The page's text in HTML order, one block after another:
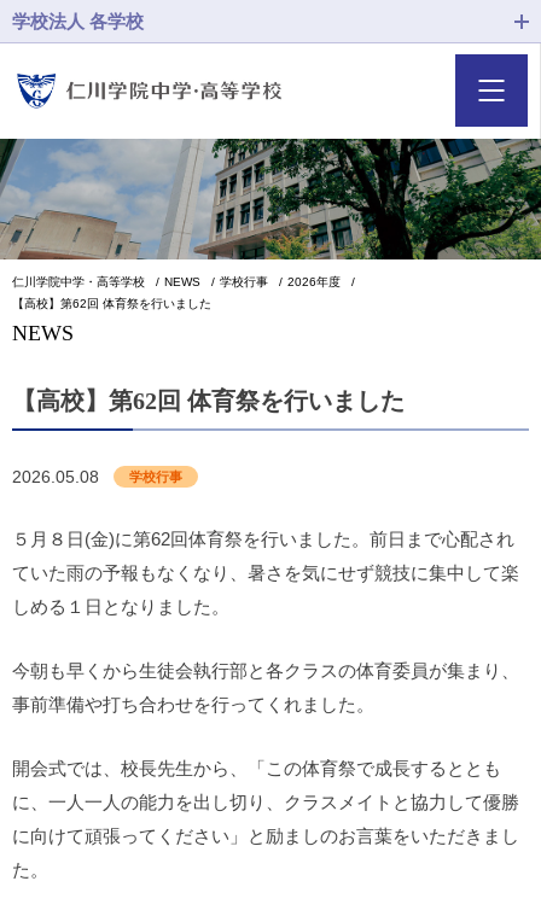
学校法人 各学校
仁川学院中学・高等学校 NEWS 学校行事
2026年度
【高校】第62回 体育祭を行いました
NEWS
【高校】第62回 体育祭を行いました
2026.05.08 学校行事
５月８日(金)に第62回体育祭を行いました。前日まで心配され
ていた雨の予報もなくなり、暑さを気にせず競技に集中して楽
しめる１日となりました。
今朝も早くから生徒会執行部と各クラスの体育委員が集まり、
事前準備や打ち合わせを行ってくれました。
開会式では、校長先生から、「この体育祭で成長するととも
に、一人一人の能力を出し切り、クラスメイトと協力して優勝
に向けて頑張ってください」と励ましのお言葉をいただきまし
た。